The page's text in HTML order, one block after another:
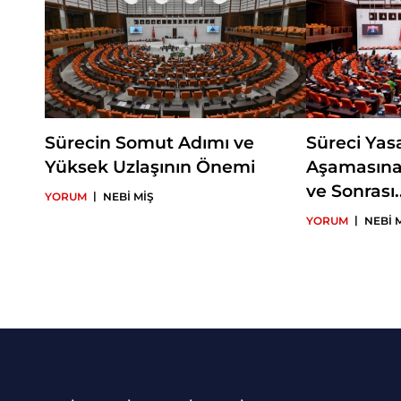
Sürecin Somut Adımı ve
Yüksek Uzlaşının Önemi
YORUM | NEBİ MİŞ
Süreci
ve
YORUM | NEBİ